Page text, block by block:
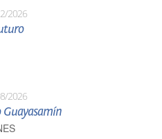
2026
2026
Guayasamín